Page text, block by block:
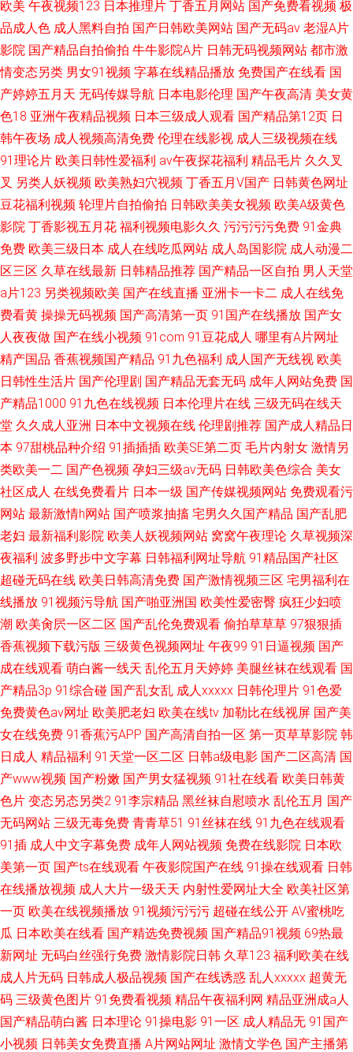
欧美 午夜视频123 日本推理片 丁香五月网站 国产免费看视频 极
品成人色 成人黑料自拍 国产日韩欧美网站 国产无码av 老湿A片
影院 国产精品自拍偷拍 牛牛影院A片 日韩无码视频网站 都市激
情变态另类 男女91视频 字幕在线精品播放 免费国产在线看 国
产婷婷五月天 无码传媒导航 日本电影伦理 国产午夜高清 美女黄
色18 亚洲午夜精品视频 日本三级成人观看 国产精品第12页 日
韩午夜场 成人视频高清免费 伦理在线影视 成人三级视频在线
91理论片 欧美日韩性爱福利 av午夜探花福利 精品毛片 久久叉
叉 另类人妖视频 欧美熟妇穴视频 丁香五月V国产 日韩黄色网址
豆花福利视频 轮理片自拍偷拍 日韩欧美美女视频 欧美A级黄色
影院 丁香影视五月花 福利视频电影久久 污污污污免费 91金典
免费 欧美三级日本 成人在线吃瓜网站 成人岛国影院 成人动漫二
区三区 久草在线最新 日韩精品推荐 国产精品一区自拍 男人天堂
a片123 另类视频欧美 国产在线直播 亚洲卡一卡二 成人在线免
费看黄 操操无码视频 国产高清第一页 91国产在线播放 国产女
人夜夜做 国产在线小视频 91com 91豆花成人 哪里有A片网址
精产国品 香蕉视频国产精品 91九色福利 成人国产无线视 欧美
日韩性生活片 国产伦理剧 国产精品无套无码 成年人网站免费 国
产精品1000 91九色在线视频 日本伦理片在线 三级无码在线天
堂 久久成人亚洲 日本中文视频在线 伦理剧推荐 国产成人精品日
本 97甜桃品种介绍 91插插插 欧美SE第二页 毛片内射女 激情另
类欧美一二 国产色视频 孕妇三级av无码 日韩欧美色综合 美女
社区成人 在线免费看片 日本一级 国产传媒视频网站 免费观看污
网站 最新激情h网站 国产喷浆抽搐 宅男久久国产精品 国产乱肥
老妇 最新福利影院 欧美人妖视频网站 窝窝午夜理论 久草视频深
夜福利 波多野步中文字幕 日韩福利网址导航 91精品国产社区
超碰无码在线 欧美日韩高清免费 国产激情视频三区 宅男福利在
线播放 91视频污导航 国产啪亚洲国 欧美性爱密臀 疯狂少妇喷
潮 欧美肏屄一区二区 国产乱伦免费观看 偷拍草草草 97狠狠插
香蕉视频下载污版 三级黄色视频网址 午夜99 91日逼视频 国产
成在线观看 萌白酱一线天 乱伦五月天婷婷 美腿丝袜在线观看 国
产精品3p 91综合碰 国产乱女乱 成人xxxxx 日韩伦理片 91色爱
免费黄色av网址 欧美肥老妇 欧美在线tv 加勒比在线视屏 国产美
女在线免费 91香蕉污APP 国产高清自拍一区 第一页草草影院 韩
日成人 精品福利 91天堂一区二区 日韩a级电影 国产二区高清 国
产www视频 国产粉嫩 国产男女猛视频 91社在线看 欧美日韩黄
色片 变态另态另类2 91李宗精品 黑丝袜自慰喷水 乱伦五月 国产
无码网站 三级无毒免费 青青草51 91丝袜在线 91九色在线观看
91插 成人中文字幕免费 成年人网站视频 免费在线影院 日本欧
美第一页 国产ts在线观看 午夜影院国产在线 91操在线观看 日韩
在线播放视频 成人大片一级天天 内射性爱网址大全 欧美社区第
一页 欧美在线视频播放 91视频污污污 超碰在线公开 AV蜜桃吃
瓜 日本欧美在线看 国产精选免费视频 国产精品91视频 69热最
新网址 无码白丝强行免费 激情影院日韩 久草123 福利欧美在线
成人片无码 日韩成人极品视频 国产在线诱惑 乱人xxxxx 超黄无
码 三级黄色图片 91免费看视频 精品午夜福利网 精品亚洲成a人
国产精品萌白酱 日本理论 91操电影 91一区 成人精品无 91国产
小视频 日韩美女免费直播 A片网站网址 激情文学色 国产主播第